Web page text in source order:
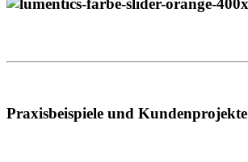
Praxisbeispiele und Kundenprojekte